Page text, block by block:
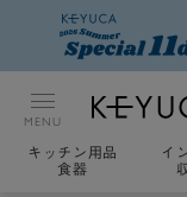
MENU
キッチン用品
食器
イ